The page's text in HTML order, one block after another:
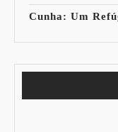
Cunha: Um
15% de